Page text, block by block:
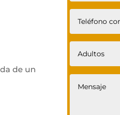
de un